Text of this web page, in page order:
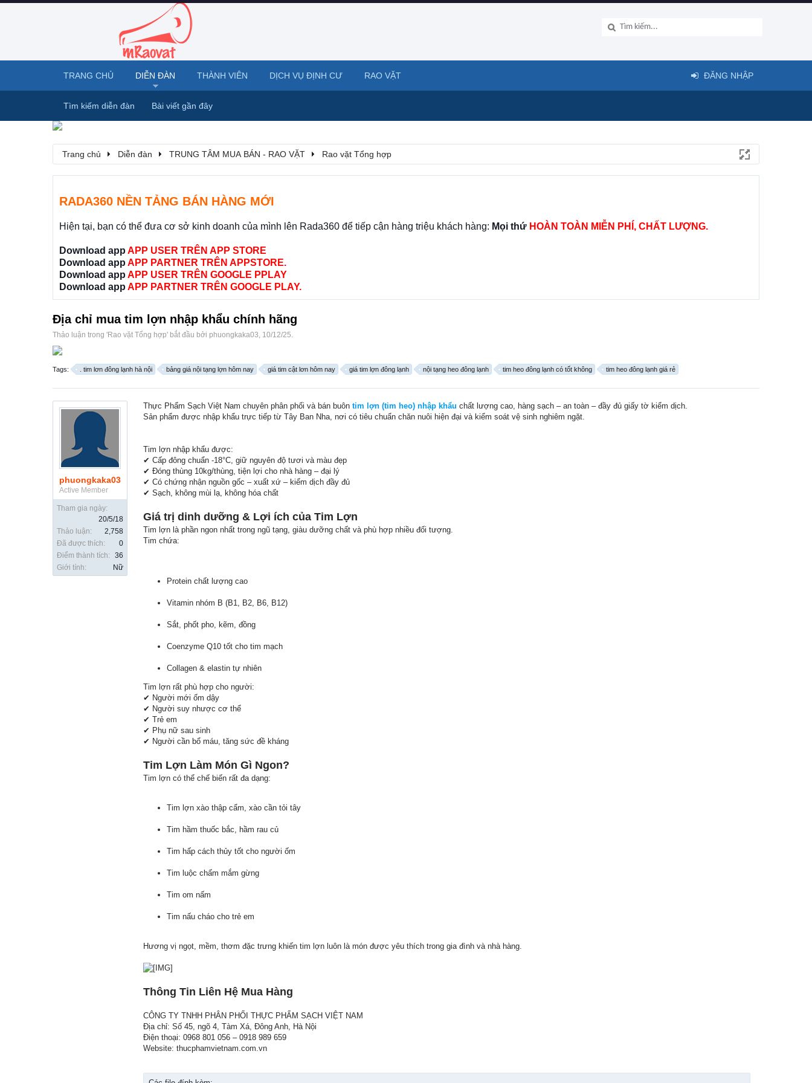
Trang chủ Diễn đàn TRUNG TÂM MUA BÁN - RAO VẶT Rao vặt Tổng hợp
RADA360 NỀN TẢNG BÁN HÀNG MỚI
Hiện tại, bạn có thể đưa cơ sở kinh doanh của mình lên Rada360 để tiếp cận hàng triệu khách hàng: Mọi thứ HOÀN TOÀN MIỄN PHÍ, CHẤT LƯỢNG.
Download app APP USER TRÊN APP STORE
Download app APP PARTNER TRÊN APPSTORE.
Download app APP USER TRÊN GOOGLE PPLAY
Download app APP PARTNER TRÊN GOOGLE PLAY.
Địa chỉ mua tim lợn nhập khẩu chính hãng
Thảo luận trong 'Rao vặt Tổng hợp' bắt đầu bởi phuongkaka03, 10/12/25.
Tags: . tim lơn đông lạnh hà nội bảng giá nội tạng lợn hôm nay giá tim cật lơn hôm nay giá tim lợn đông lạnh nội tạng heo đông lạnh tim heo đông lạnh có tốt không tim heo đông lạnh giá rẻ
phuongkaka03
Active Member
Tham gia ngày:
20/5/18
Thảo luận:
2,758
Đã được thích:
0
Điểm thành tích:
36
Giới tính:
Nữ
Thực Phẩm Sạch Việt Nam chuyên phân phối và bán buôn tim lợn (tim heo) nhập khẩu chất lượng cao, hàng sạch – an toàn – đầy đủ giấy tờ kiểm dịch.
Sản phẩm được nhập khẩu trực tiếp từ Tây Ban Nha, nơi có tiêu chuẩn chăn nuôi hiện đại và kiểm soát vệ sinh nghiêm ngặt.
Tim lợn nhập khẩu được:
✔ Cấp đông chuẩn -18°C, giữ nguyên độ tươi và màu đẹp
✔ Đóng thùng 10kg/thùng, tiện lợi cho nhà hàng – đại lý
✔ Có chứng nhận nguồn gốc – xuất xứ – kiểm dịch đầy đủ
✔ Sạch, không mùi lạ, không hóa chất
Giá trị dinh dưỡng & Lợi ích của Tim Lợn
Tim lợn là phần ngon nhất trong ngũ tạng, giàu dưỡng chất và phù hợp nhiều đối tượng.
Tim chứa:
Protein chất lượng cao
Vitamin nhóm B (B1, B2, B6, B12)
Sắt, phốt pho, kẽm, đồng
Coenzyme Q10 tốt cho tim mạch
Collagen & elastin tự nhiên
Tim lợn rất phù hợp cho người:
✔ Người mới ốm dậy
✔ Người suy nhược cơ thể
✔ Trẻ em
✔ Phụ nữ sau sinh
✔ Người cần bổ máu, tăng sức đề kháng
Tim Lợn Làm Món Gì Ngon?
Tim lợn có thể chế biến rất đa dạng:
Tim lợn xào thập cẩm, xào cần tỏi tây
Tim hầm thuốc bắc, hầm rau củ
Tim hấp cách thủy tốt cho người ốm
Tim luộc chấm mắm gừng
Tim om nấm
Tim nấu cháo cho trẻ em
Hương vị ngọt, mềm, thơm đặc trưng khiến tim lợn luôn là món được yêu thích trong gia đình và nhà hàng.
Thông Tin Liên Hệ Mua Hàng
CÔNG TY TNHH PHÂN PHỐI THỰC PHẨM SẠCH VIỆT NAM
Địa chỉ: Số 45, ngõ 4, Tàm Xá, Đông Anh, Hà Nội
Điện thoại: 0968 801 056 – 0918 989 659
Website: thucphamvietnam.com.vn
TRANG CHỦ DIỄN ĐÀN
Tìm kiếm diễn đàn Bài viết gần đây
THÀNH VIÊN DỊCH VỤ ĐỊNH CƯ RAO VẶT ĐĂNG NHẬP